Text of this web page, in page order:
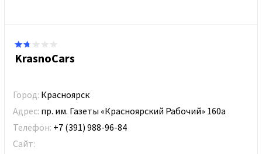
KrasnoCars
Город: Красноярск
Адрес: пр. им. Газеты «Красноярский Рабочий» 160а
Телефон: +7 (391) 988-96-84
Сайт: